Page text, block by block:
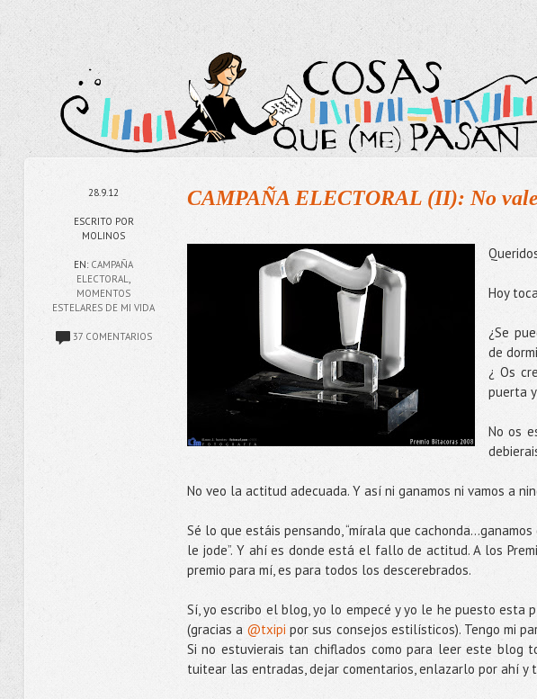
28.9.12
ESCRITO POR
MOLINOS
EN: CAMPAÑA
ELECTORAL,
MOMENTOS
ESTELARES DE MI VIDA
37 COMENTARIOS
CAMPAÑA ELECTORAL (II): No
Hoy
¿Se
de
¿ Os
puerta
No os
No veo la actitud adecuada. Y así ni ganamos ni vamos a
Sé lo que estáis pensando, “mírala que
le jode”. Y ahí es donde está el fallo de actitud. A los
premio para mí, es para todos los descerebrados.
Sí, yo escribo el blog, yo lo empecé y yo le he puesto esta
(gracias a @txipi por sus consejos estilísticos). Tengo mi
Si no estuvierais tan chiflados como para leer este blog
tuitear las entradas, dejar comentarios, enlazarlo por ahí y